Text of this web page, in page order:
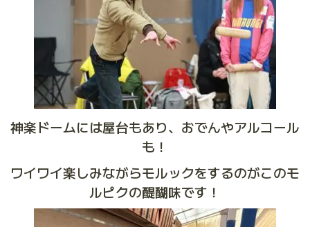
神楽ドームには屋台もあり、おでんやアルコール
も！
ワイワイ楽しみながらモルックをするのがこのモ
ルピクの醍醐味です！